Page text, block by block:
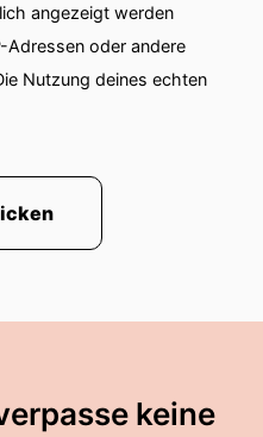
angezeigt werden
Adressen oder andere
Nutzung deines echten
keine